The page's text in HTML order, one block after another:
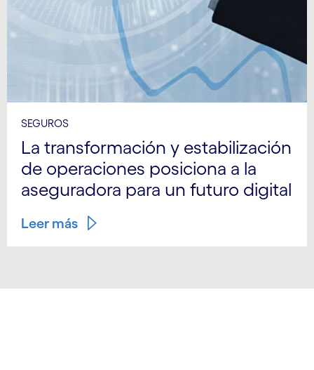
SEGUROS
La transformación y estabilización
de operaciones posiciona a la
aseguradora para un futuro digital
Leer más